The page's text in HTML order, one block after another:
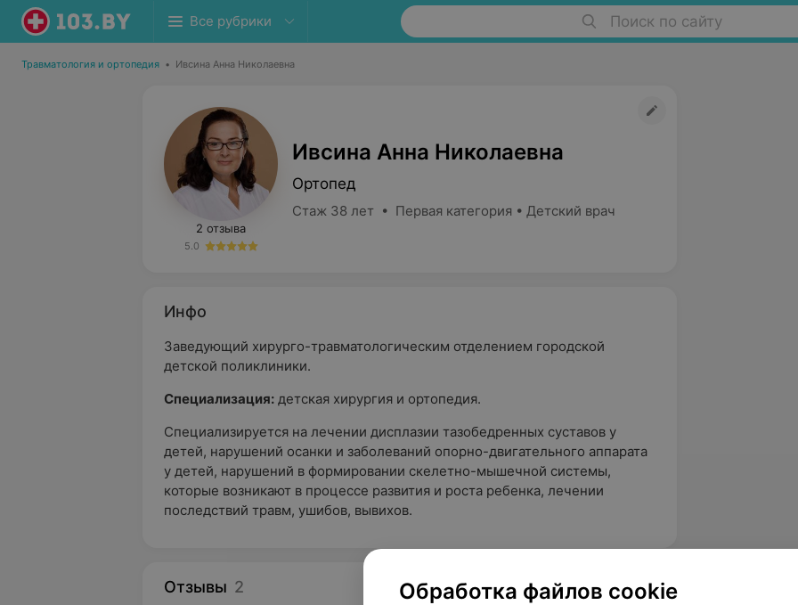
Все рубрики Поиск по сайту
Травматология и ортопедия • Ивсина Анна Николаевна
2 отзыва
5.0
Ивсина Анна Николаевна
Ортопед
Стаж 38 лет • Первая категория • Детский врач
Инфо
Заведующий хирурго-травматологическим отделением городской
детской поликлиники.
Специализация: детская хирургия и ортопедия.
Специализируется на лечении дисплазии тазобедренных суставов у
детей, нарушений осанки и заболеваний опорно-двигательного аппарата
у детей, нарушений в формировании скелетно-мышечной системы,
которые возникают в процессе развития и роста ребенка, лечении
последствий травм, ушибов, вывихов.
Отзывы 2 Обработка файлов cookie